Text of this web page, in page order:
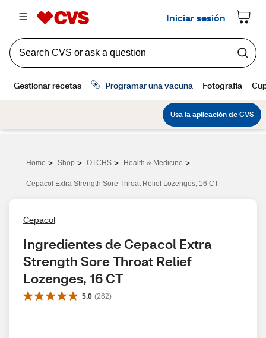
Home > Shop > OTCHS > Health & Medicine >
Cepacol Extra Strength Sore Throat Relief Lozenges, 16 CT
Cepacol
Ingredientes de Cepacol Extra
Strength Sore Throat Relief
Lozenges, 16 CT
5.0 (262)